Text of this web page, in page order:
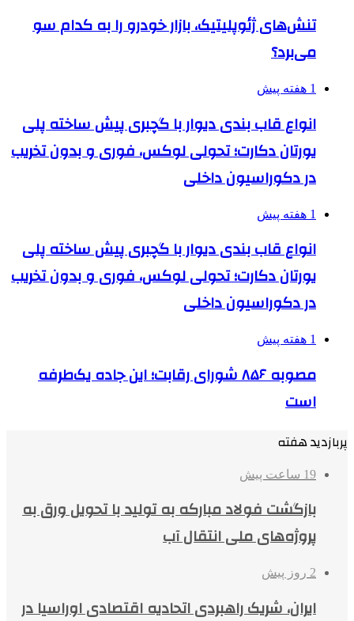
تنش‌های ژئوپلیتیک، بازار خودرو را به کدام سو
می‌برد؟
1 هفته پیش
انواع قاب بندی دیوار با گچبری پیش ساخته پلی
یورتان دکارت؛ تحولی لوکس، فوری و بدون تخریب
در دکوراسیون داخلی
1 هفته پیش
انواع قاب بندی دیوار با گچبری پیش ساخته پلی
یورتان دکارت؛ تحولی لوکس، فوری و بدون تخریب
در دکوراسیون داخلی
1 هفته پیش
مصوبه ۸۵۶ شورای رقابت؛ این جاده یک‌طرفه
است
پربازدید هفته
19 ساعت پیش
بازگشت فولاد مبارکه به تولید با تحویل ورق به
پروژه‌های ملی انتقال آب
2 روز پیش
ایران، شریک راهبردی اتحادیه اقتصادی اوراسیا در